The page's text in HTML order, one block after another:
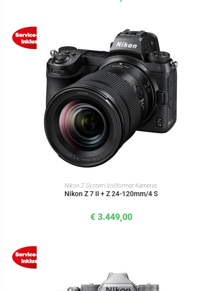
IN DEN WARENKORB
Nikon Z System-Vollformat Kameras
Nikon Z 7 II + Z 24-120mm/4 S
€ 3.449,00